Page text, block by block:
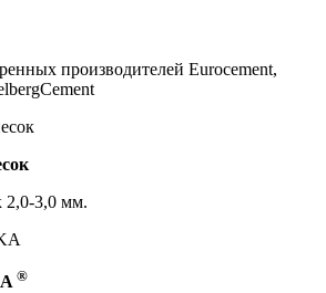
производителей Eurocement,
2,0-3,0 мм.
®